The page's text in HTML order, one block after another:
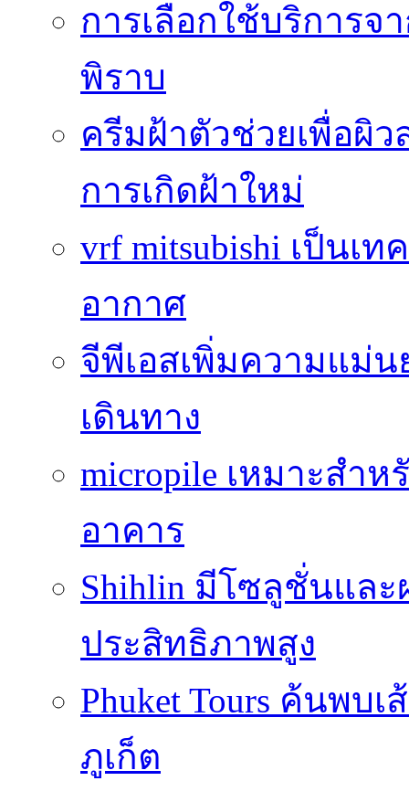
การเลือกใช้บริการ
พิราบ
ครีมฝ้าตัวช่วยเพื่อผิ
การเกิดฝ้าใหม่
vrf mitsubishi เป็นเ
อากาศ
จีพีเอสเพิ่มความแม่
เดินทาง
micropile เหมาะสำ
อาคาร
Shihlin มีโซลูชั่นแล
ประสิทธิภาพสูง
Phuket Tours ค้นพบ
ภูเก็ต